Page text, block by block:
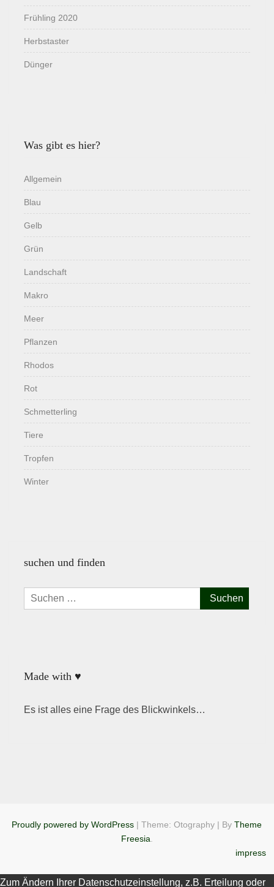
Frühling 2020
Herbstaster
Dünger
Was gibt es hier?
Allgemein
Blau
Gelb
Grün
Landschaft
Makro
Meer
Pflanzen
Rhodos
Rot
Schmetterling
Tiere
Tropfen
Winter
suchen und finden
Suchen
nach:
Made with ♥
Es ist alles eine Frage des Blickwinkels…
Proudly powered by WordPress |Theme: Otography | ByTheme
Freesia
impress
Zum Ändern Ihrer Datenschutzeinstellung, z.B. Erteilung oder